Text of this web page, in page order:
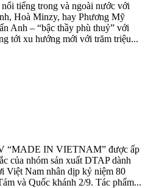
tiếng trong và ngoài nước với
Hoà Minzy, hay Phương Mỹ
Anh – “bậc thầy phù thuỷ” với
tới xu hướng mới với trăm triệu...
“MADE IN VIETNAM” được ấp
của nhóm sản xuất DTAP dành
Việt Nam nhân dịp kỷ niệm 80
và Quốc khánh 2/9. Tác phẩm...